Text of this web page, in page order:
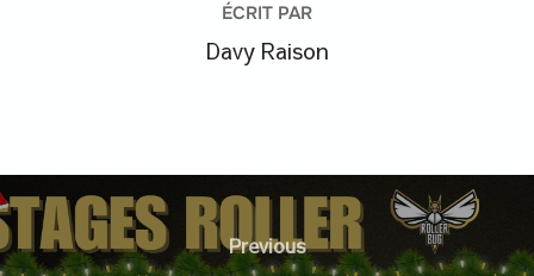
ÉCRIT PAR
Davy Raison
Previous